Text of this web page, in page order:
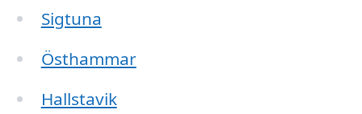
Sigtuna
Östhammar
Hallstavik